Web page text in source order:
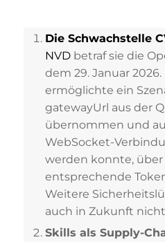
Die Schwachstelle
NVDbetraf sie die
dem 29. Januar
ermöglichte ein
gatewayUrl aus der
übernommen und
WebSocket-
werden konnte, über
entsprechende
Weitere
auch in Zukunft
Skills als Supply-